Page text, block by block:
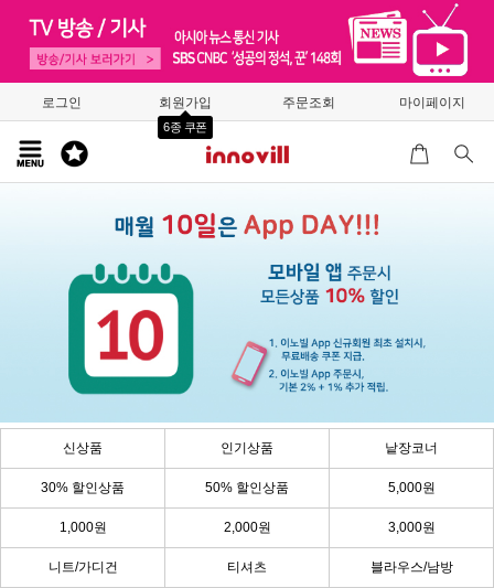
로그인 회원가입
6종 쿠폰
주문조회 마이페이지
신상품 인기상품 낱장코너
30% 할인상품 50% 할인상품 5,000원
1,000원 2,000원 3,000원
니트/가디건 티셔츠 블라우스/남방